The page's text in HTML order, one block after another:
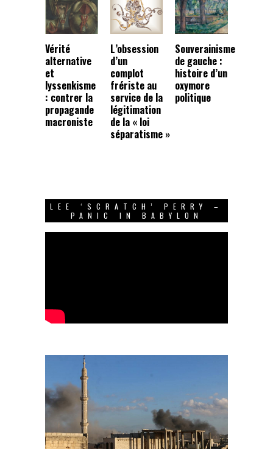
Vérité
alternative
et
lyssenkisme
: contrer la
propagande
macroniste
L’obsession
d’un
complot
frériste au
service de la
légitimation
de la « loi
séparatisme »
Souverainisme
de gauche :
histoire d’un
oxymore
politique
LEE ‘SCRATCH’ PERRY –
PANIC IN BABYLON